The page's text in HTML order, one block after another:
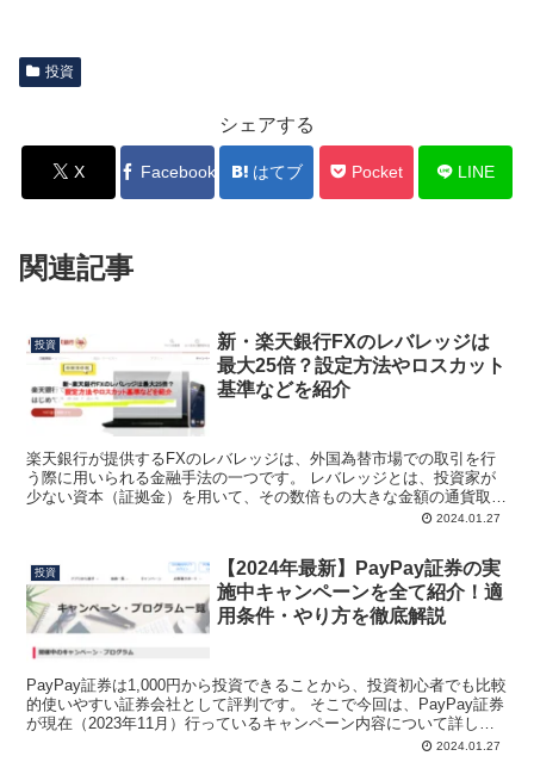
投資
シェアする
X Facebook はてブ Pocket LINE
関連記事
投資
新・楽天銀行FXのレバレッジは
最大25倍？設定方法やロスカット
基準などを紹介
楽天銀行が提供するFXのレバレッジは、外国為替市場での取引を行
う際に用いられる金融手法の一つです。 レバレッジとは、投資家が
少ない資本（証拠金）を用いて、その数倍もの大きな金額の通貨取引
を行うことができるシステムを指します。 このシステムを...2024.01.27
投資
【2024年最新】PayPay証券の実
施中キャンペーンを全て紹介！適
用条件・やり方を徹底解説
PayPay証券は1,000円から投資できることから、投資初心者でも比較
的使いやすい証券会社として評判です。 そこで今回は、PayPay証券
が現在（2023年11月）行っているキャンペーン内容について詳しく
2024.01.27